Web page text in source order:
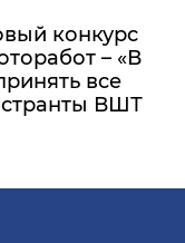
конкурс
– «В
все
ВШТ